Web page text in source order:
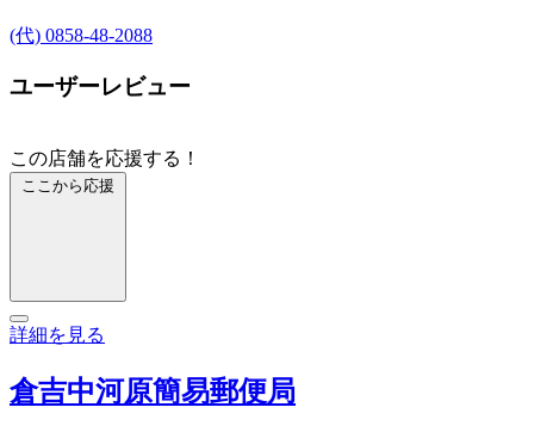
(代) 0858-48-2088
ユーザーレビュー
この店舗を応援する！
ここから応援
詳細を見る
倉吉中河原簡易郵便局